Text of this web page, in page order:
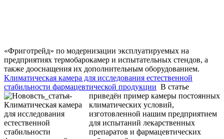
«Фриготрейд» по модернизации эксплуатируемых на
предприятиях термобарокамер и испытательных стендов, а
также дооснащения их дополнительным оборудованием.
Климатическая камера для исследования естественной
стабильности фармацевтической продукции В статье
приведён пример камеры постоянных
климатических условий,
изготовленной нашим предприятием
для испытаний лекарственных
препаратов и фармацевтических